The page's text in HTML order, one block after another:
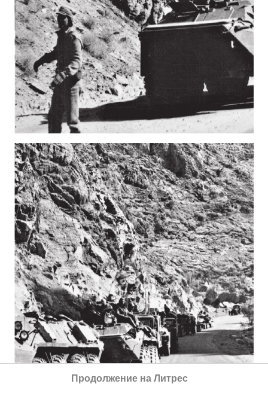
Продолжение на Литрес